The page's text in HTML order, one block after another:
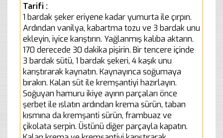
Tarifi :
1 bardak şeker eriyene kadar yumurta ile çırpın.
Ardından vanilya, kabartma tozu ve 3 bardak unu
ekleyin, iyice karıştırın. Yağlanmış kalıba aktarın.
170 derecede 30 dakika pişirin. Bir tencere içinde
3 bardak sütü, 1 bardak şekeri, 4 kaşık unu
karıştırarak kaynatın. Kaynayınca soğumaya
bırakın. Kalan süt ile kremşantiyi hazırlayın.
Soğuyan hamuru ikiye ayırın parçaları önce
şerbet ile ıslatın ardından krema sürün, taban
kısmına da kremşanti sürün, frambuaz ve
çikolata serpin. Üstünü diğer parçayla kapatın.